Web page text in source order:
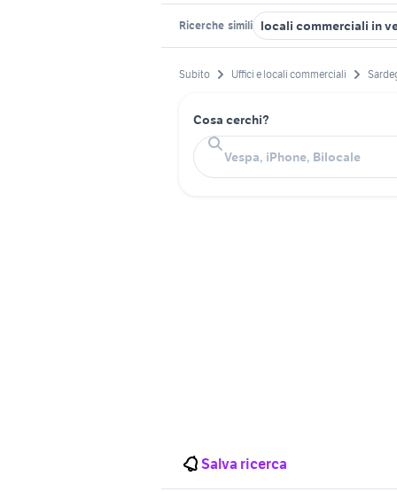
Ricerche simili locali commerciali in
Subito Uffici e locali commerciali
Cosa cerchi?
Salva ricerca